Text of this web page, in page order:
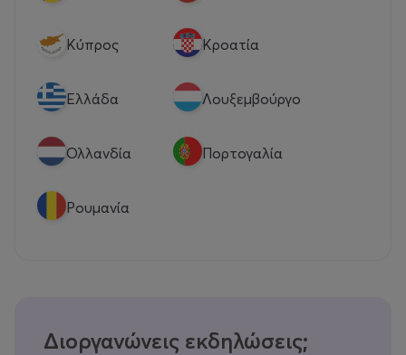
Κύπρος Κροατία
Eλλάδα Λουξεμβούργο
Ολλανδία Πορτογαλία
Ρουμανία
Διοργανώνεις εκδηλώσεις;